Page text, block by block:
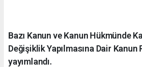
Bazı Kanun ve Kanun Hükmünde
Değişiklik Yapılmasına Dair
yayımlandı.